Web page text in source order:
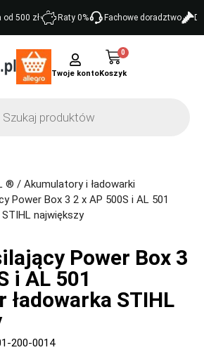
500 zł Raty 0% Fachowe doradztwo
Twoje konto
0
® / Akumulatory i ładowarki
Power Box 3 2 x AP 500S i AL 501
największy
Power Box 3
i AL 501
STIHL
200-0014